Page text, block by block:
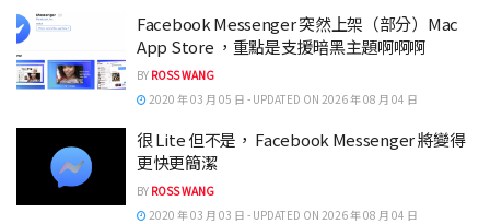
Facebook Messenger 突然上架（部分）Mac
App Store ，重點是支援暗黑主題啊啊啊
BY ROSS WANG
2020 年 03 月 05 日 - UPDATED ON 2026 年 08 月 04 日
很 Lite 但不是， Facebook Messenger 將變得
更快更簡潔
BY ROSS WANG
2020 年 03 月 03 日 - UPDATED ON 2026 年 08 月 04 日